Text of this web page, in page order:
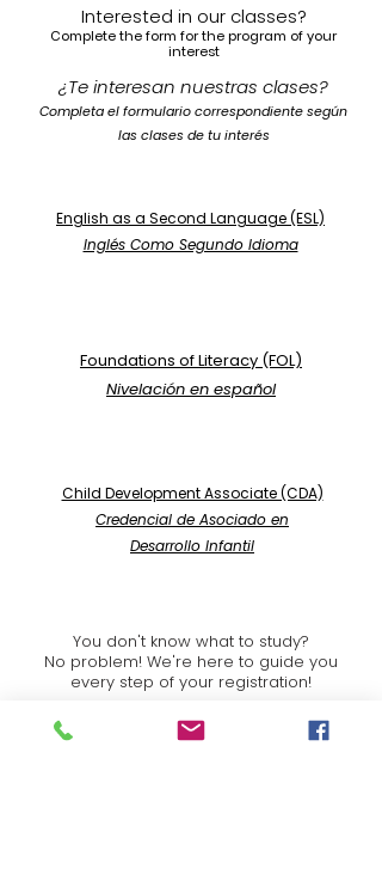
Interested in our classes?
Complete the form for the program of your
interest
¿Te interesan nuestras clases?
Completa el formulario correspondiente según
las clases de tu interés
English as a Second Language (ESL)
Inglés Como Segundo Idioma
Foundations of Literacy (FOL)
Nivelación en español
Child Development Associate (CDA)
Credencial de Asociado en
Desarrollo Infantil
You don't know what to study?
No problem! We're here to guide you
every step of your registration!
​​Contact us at 📧 info@thefamilyplacedc.org